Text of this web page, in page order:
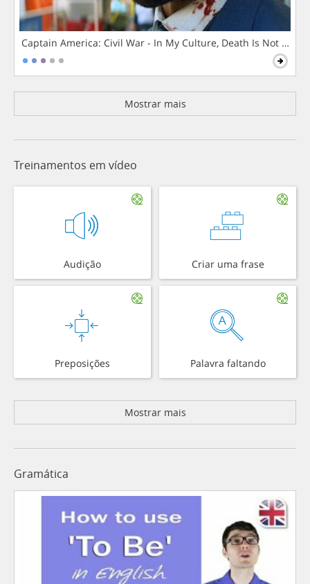
Captain America: Civil War - In My Culture, Death Is Not The
Mostrar mais
Treinamentos em vídeo
Audição Criar uma frase
Preposições Palavra faltando
Mostrar mais
Gramática